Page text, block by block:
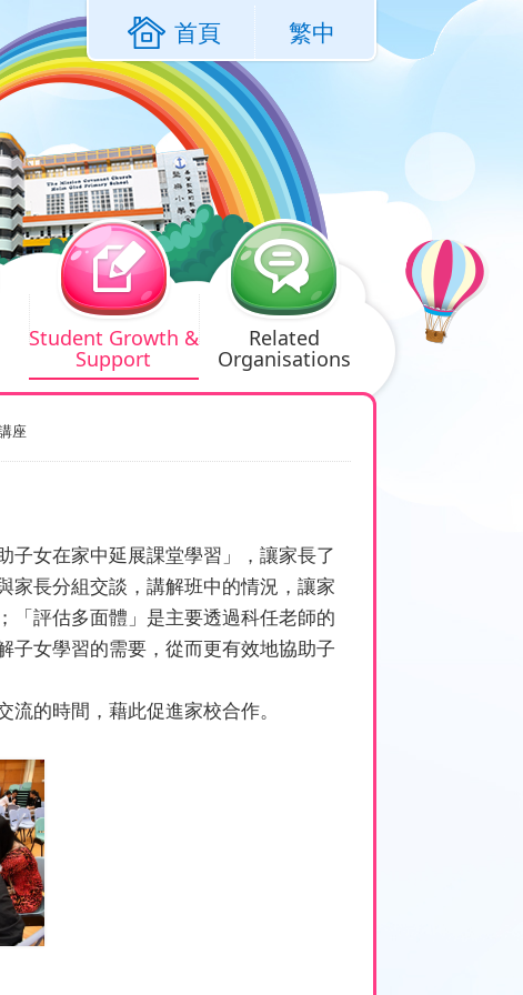
首頁 繁中
Student Growth &
Support
Related
Organisations
座
子女在家中延展課堂學習」，讓家長了
家長分組交談，講解班中的情況，讓家
「評估多面體」是主要透過科任老師的
子女學習的需要，從而更有效地協助子
的時間，藉此促進家校合作。